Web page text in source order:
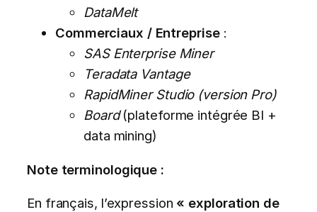
DataMelt
Commerciaux / Entreprise:
SAS Enterprise Miner
Teradata Vantage
RapidMiner Studio (version Pro)
Board(plateforme intégrée BI +
data mining)
Note terminologique :
En français, l’expression « exploration de